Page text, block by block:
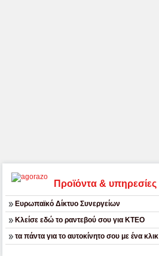
Προϊόντα & υπηρεσίες
Ευρωπαϊκό Δίκτυο Συνεργείων
Κλείσε εδώ το ραντεβού σου για ΚΤΕΟ
τα πάντα για το αυτοκίνητο σου με ένα κλικ